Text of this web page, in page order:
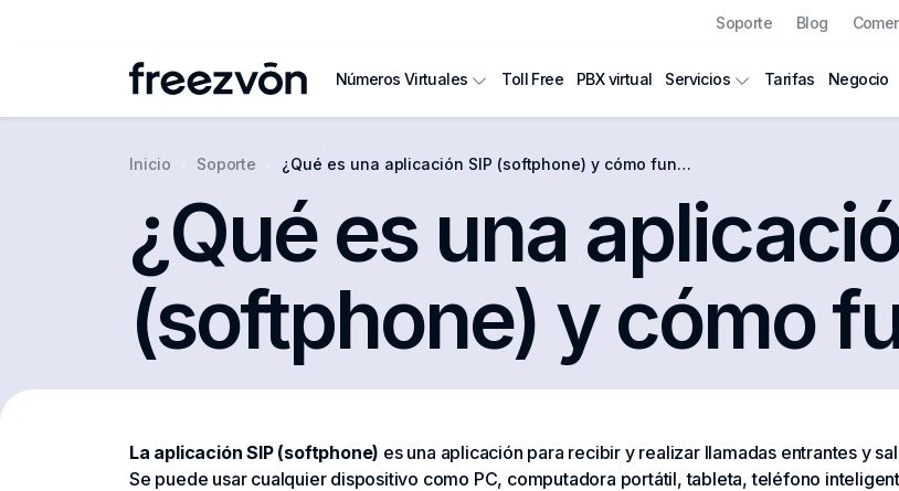
Soporte Blog
Números Virtuales Toll Free PBX virtual Servicios Tarifas Negocio
Inicio Soporte ¿Qué es una aplicación SIP (softphone) y cómo funciona?
¿Qué es una
(softphone) y cómo
La aplicación SIP (softphone) es una aplicación para recibir y realizar llamadas entrantes y
Se puede usar cualquier dispositivo como PC, computadora portátil, tableta, teléfono